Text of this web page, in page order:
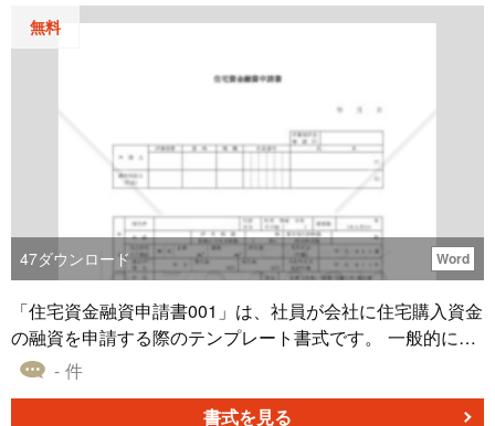
無料
47ダウンロード Word
「住宅資金融資申請書001」は、社員が会社に住宅購入資金
の融資を申請する際のテンプレート書式です。 一般的に住
宅資金融資申請書には、融資の可否や条件を判断するため
入に関する重要な情報や必要事項を記入し、円滑な手続き
- 件
書式を見る